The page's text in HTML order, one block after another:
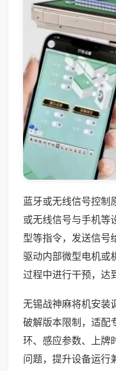
蓝牙或无线信号控制
或无线信号与手机等
型等指令，发送信号
驱动内部微型电机或
过程中进行干预，达
无锡战神麻将机安装
破解版本限制，适配
环、感应参数、上牌
问题，提升设备运行